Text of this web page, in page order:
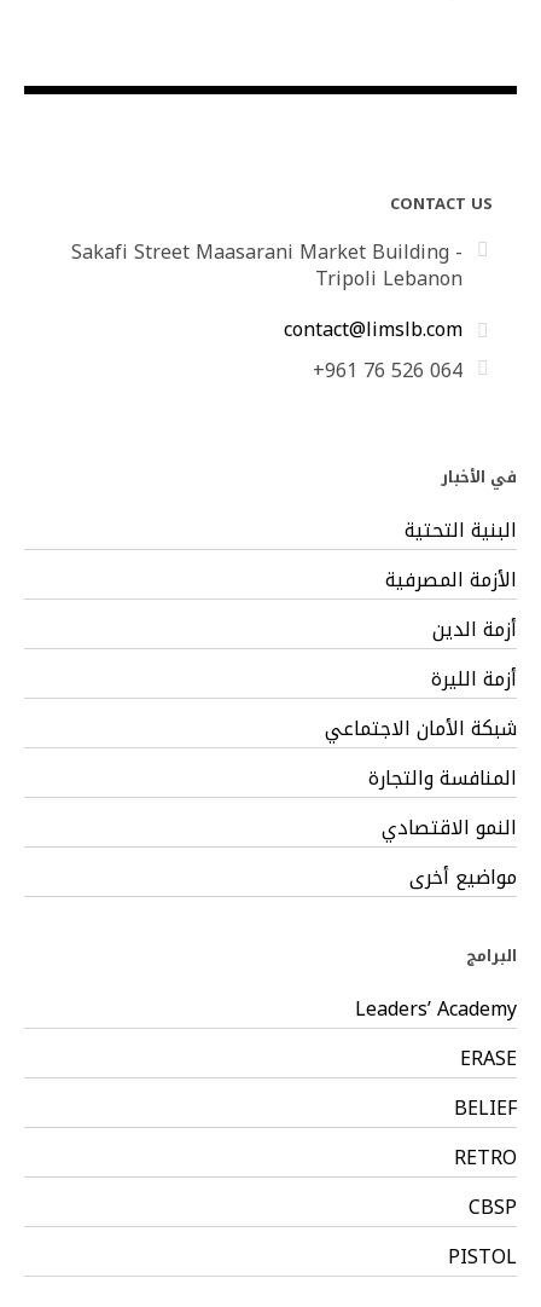
CONTACT US
Sakafi Street Maasarani Market Building -
Tripoli Lebanon
contact@limslb.com
+961 76 526 064
في الأخبار
البنية التحتية
الأزمة المصرفية
أزمة الدين
أزمة الليرة
شبكة الأمان الاجتماعي
المنافسة والتجارة
النمو الاقتصادي
مواضيع أخرى
البرامج
Leaders’ Academy
ERASE
BELIEF
RETRO
CBSP
PISTOL